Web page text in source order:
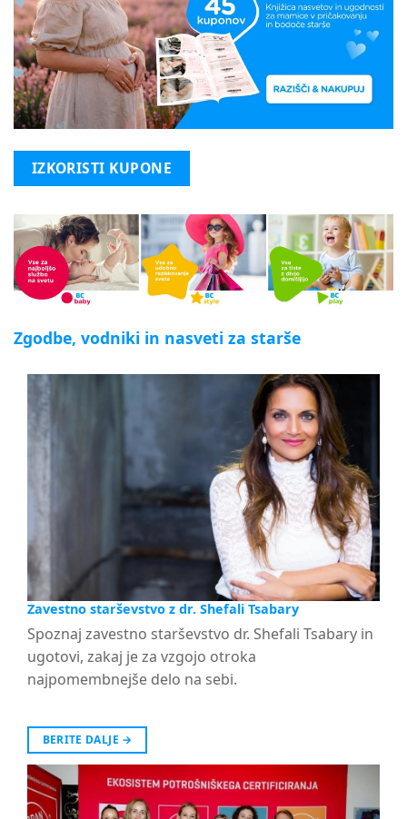
IZKORISTI KUPONE
Zgodbe, vodniki in nasveti za starše
Zavestno starševstvo z dr. Shefali Tsabary
Spoznaj zavestno starševstvo dr. Shefali Tsabary in
ugotovi, zakaj je za vzgojo otroka
najpomembnejše delo na sebi.
BERITE DALJE →